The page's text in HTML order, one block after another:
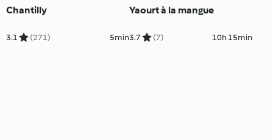
Chantilly
3.1 (271) 5min
Yaourt à la mangue
3.7 (7) 10h 15min